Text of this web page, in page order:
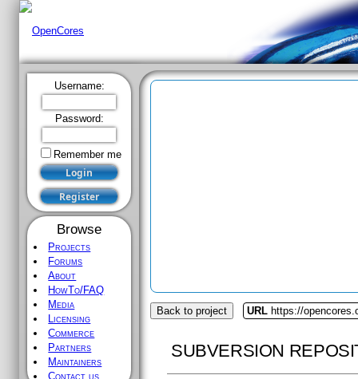
Username:
Password:
Remember me
Browse
Projects
Forums
About
HowTo/FAQ
Media
Licensing
Commerce
Partners
Maintainers
Contact us
Back to project URL https://
SUBVERSION